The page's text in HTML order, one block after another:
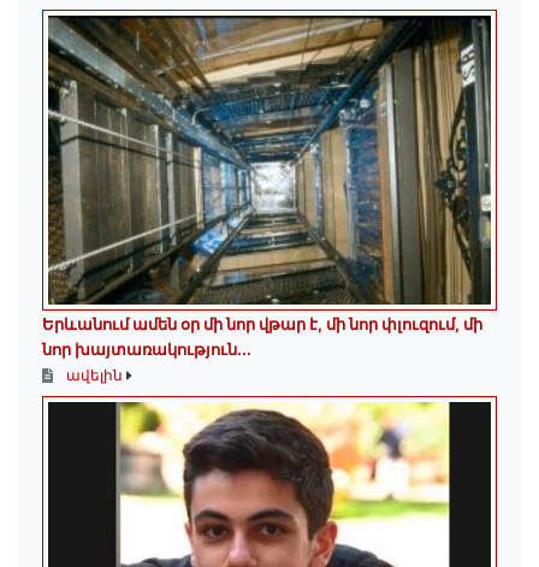
Երևանում ամեն օր մի նոր վթար է, մի նոր փլուզում, մի
նոր խայտառակություն...
ավելին